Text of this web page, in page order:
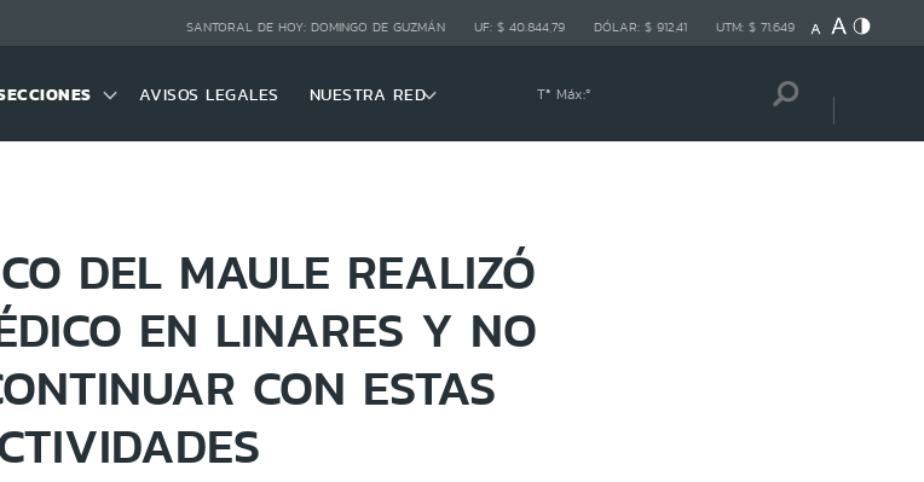
SANTORAL DE HOY: DOMINGO DE GUZMÁN UF: $ 40.844,79 DÓLAR: $ 912,41 UTM: $ 71.649
AVISOS LEGALES NUESTRA RED Tª Máx:º
DEL MAULE REALIZÓ
EN LINARES Y NO
CON ESTAS